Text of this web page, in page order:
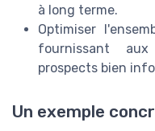
à long terme.
Optimiser
fournissant
prospects bien
Un exemple